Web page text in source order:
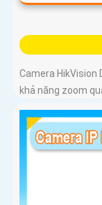
Camera HikVision
khả năng zoom